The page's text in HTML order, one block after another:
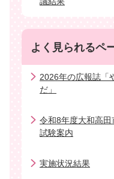
よく見られるペ
2026年の広報誌「
だ」
令和8年度大和高田
試験案内
実施状況結果